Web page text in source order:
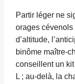
Partir léger ne
orages
d’altitude,
binôme maître-
conseillent un
L ; au-delà, la